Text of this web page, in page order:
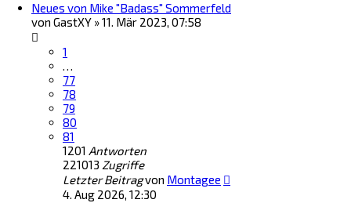
Neues von Mike "Badass" Sommerfeld
von GastXY »11. Mär 2023, 07:58
1
…
77
78
79
80
81
1201 Antworten
221013 Zugriffe
Letzter Beitragvon Montagee
4. Aug 2026, 12:30